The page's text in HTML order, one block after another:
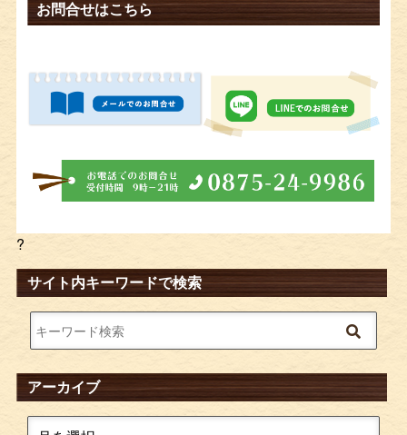
お問合せはこちら
?
サイト内キーワードで検索
アーカイブ